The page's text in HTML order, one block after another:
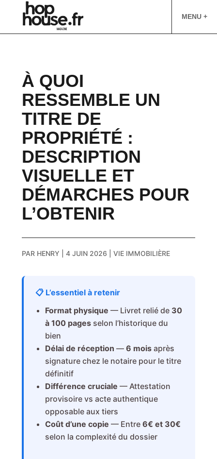
MENU +
À QUOI
RESSEMBLE UN
TITRE DE
PROPRIÉTÉ :
DESCRIPTION
VISUELLE ET
DÉMARCHES POUR
L’OBTENIR
PAR HENRY 4 JUIN 2026 VIE IMMOBILIÈRE
📋 L’essentiel à retenir
Format physique — Livret relié de 30
à 100 pagesselon l’historique du
bien
Délai de réception — 6 moisaprès
signature chez le notaire pour le titre
définitif
Différence cruciale — Attestation
provisoire vs acte authentique
opposable aux tiers
Coût d’une copie — Entre 6€ et 30€
selon la complexité du dossier